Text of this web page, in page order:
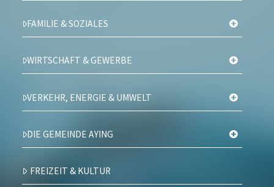
FAMILIE & SOZIALES
WIRTSCHAFT & GEWERBE
VERKEHR, ENERGIE & UMWELT
DIE GEMEINDE AYING
FREIZEIT & KULTUR